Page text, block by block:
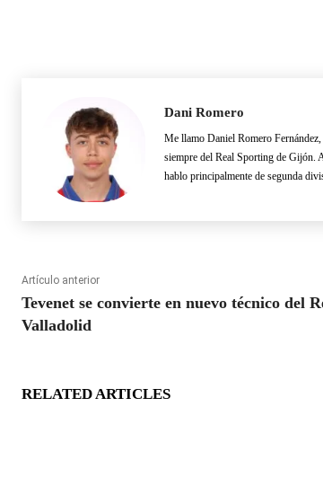
Dani Romero
Me llamo Daniel Romero
siempre del Real Sporting de Gijón.
hablo principalmente de segunda
Artículo anterior
Tevenet se convierte en nuevo técnico del
Valladolid
RELATED ARTICLES